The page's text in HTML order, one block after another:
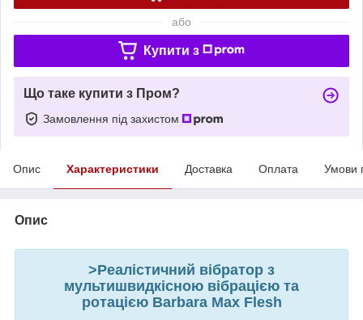
або
Купити з
Що таке купити з Пром?
Замовлення під захистом
Опис Характеристики Доставка Оплата Умови
Опис
>Реалістичний вібратор з
мультишвидкісною вібрацією та
ротацією Barbara Max Flesh